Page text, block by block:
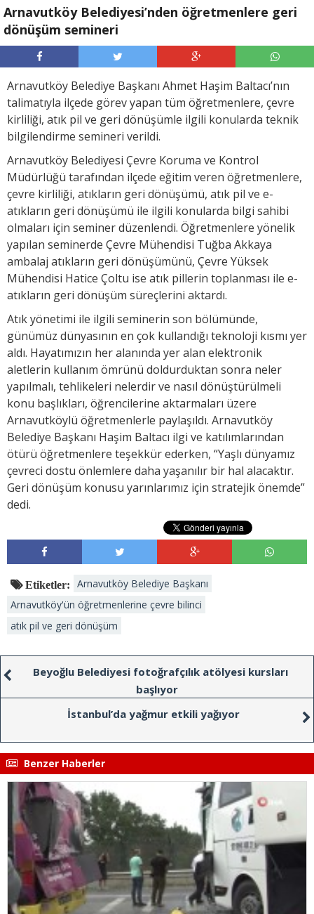
Arnavutköy Belediyesi’nden öğretmenlere geri
dönüşüm semineri
Arnavutköy Belediye Başkanı Ahmet Haşim Baltacı’nın
talimatıyla ilçede görev yapan tüm öğretmenlere, çevre
kirliliği, atık pil ve geri dönüşümle ilgili konularda teknik
bilgilendirme semineri verildi.
Arnavutköy Belediyesi Çevre Koruma ve Kontrol
Müdürlüğü tarafından ilçede eğitim veren öğretmenlere,
çevre kirliliği, atıkların geri dönüşümü, atık pil ve e-
atıkların geri dönüşümü ile ilgili konularda bilgi sahibi
olmaları için seminer düzenlendi. Öğretmenlere yönelik
yapılan seminerde Çevre Mühendisi Tuğba Akkaya
ambalaj atıkların geri dönüşümünü, Çevre Yüksek
Mühendisi Hatice Çoltu ise atık pillerin toplanması ile e-
atıkların geri dönüşüm süreçlerini aktardı.
Atık yönetimi ile ilgili seminerin son bölümünde,
günümüz dünyasının en çok kullandığı teknoloji kısmı yer
aldı. Hayatımızın her alanında yer alan elektronik
aletlerin kullanım ömrünü doldurduktan sonra neler
yapılmalı, tehlikeleri nelerdir ve nasıl dönüştürülmeli
konu başlıkları, öğrencilerine aktarmaları üzere
Arnavutköylü öğretmenlerle paylaşıldı. Arnavutköy
Belediye Başkanı Haşim Baltacı ilgi ve katılımlarından
ötürü öğretmenlere teşekkür ederken, “Yaşlı dünyamız
çevreci dostu önlemlere daha yaşanılır bir hal alacaktır.
Geri dönüşüm konusu yarınlarımız için stratejik önemde”
dedi.
Etiketler:
Arnavutköy Belediye Başkanı
Arnavutköy'ün öğretmenlerine çevre bilinci
atık pil ve geri dönüşüm
Beyoğlu Belediyesi fotoğrafçılık atölyesi kursları
başlıyor
İstanbul’da yağmur etkili yağıyor
Benzer Haberler